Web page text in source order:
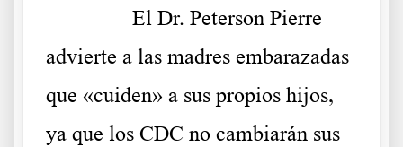
El Dr. Peterson Pierre
advierte a las madres embarazadas
que «cuiden» a sus propios hijos,
ya que los CDC no cambiarán sus